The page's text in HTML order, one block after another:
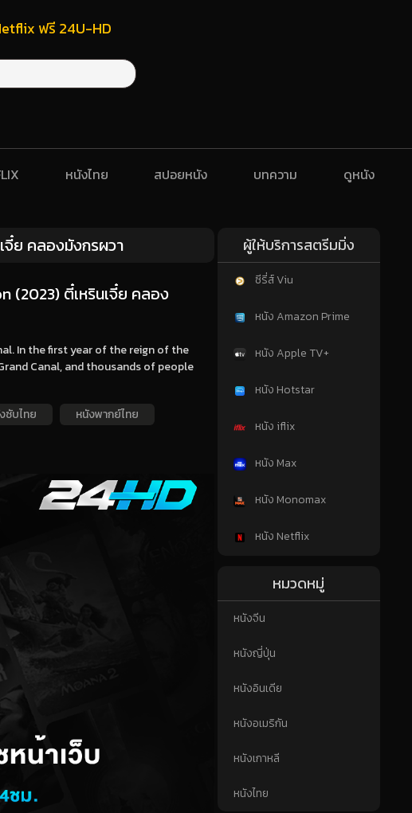
ฟรี 24U-HD
หนังไทย สปอยหนัง บทความ ดูหนัง
จี๋ย คลองมังกรผวา
(2023) ตี๋เหรินเจี๋ย คลอง
In the first year of the reign of the
Canal, and thousands of people
ซับไทย
หนังพากย์ไทย
ผู้ให้บริการสตรีมมิ่ง
ซีรี่ส์ Viu
หนัง Amazon Prime
หนัง Apple TV+
หนัง Hotstar
หนัง iflix
หนัง Max
หนัง Monomax
หนัง Netflix
หมวดหมู่
หนังจีน
หนังญี่ปุ่น
หนังอินเดีย
หนังอเมริกัน
หนังเกาหลี
หนังไทย